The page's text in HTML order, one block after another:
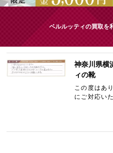
宅配
無料の宅
今
受付
小田急新宿店
心斎橋本店 東心
なんば店 神戸元町
中野ブロードウェイ
ベルルッティの買取を
神奈川県横
ィの靴
この度はあ
にご対応い